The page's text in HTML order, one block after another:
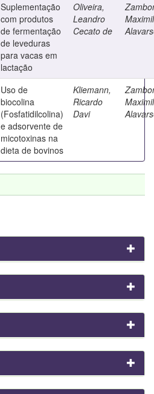
Suplementação
com produtos
de fermentação
de leveduras
para vacas em
lactação
Oliveira,
Leandro
Cecato de
Uso de
biocolina
(Fosfatidilcolina)
e adsorvente de
micotoxinas na
dieta de bovinos
Kliemann,
Ricardo
Davi